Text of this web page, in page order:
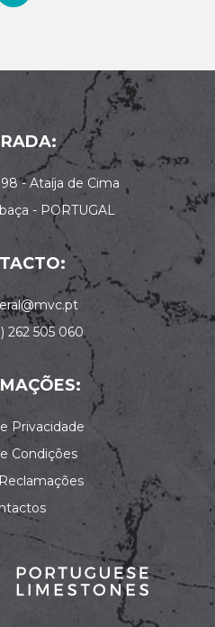
- Ataíja de Cima
- PORTUGAL
262 505 060
Privacidade
Condições